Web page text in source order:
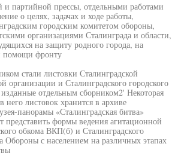
и партийной прессы, отдельными работами
о целях, задачах и ходе работы,
городским комитетом обороны,
организациями Сталинграда и области,
на защиту родного города, на
помощи фронту
стали листовки Сталинградской
организации и Сталинградского городского
отдельным сборником2' Некоторая
него листовок хранится в архиве
панорамы «Сталинградская битва»
представить формы ведения агитационной
обкома ВКП(б) и Сталинградского
Обороны с населением на различных этапах